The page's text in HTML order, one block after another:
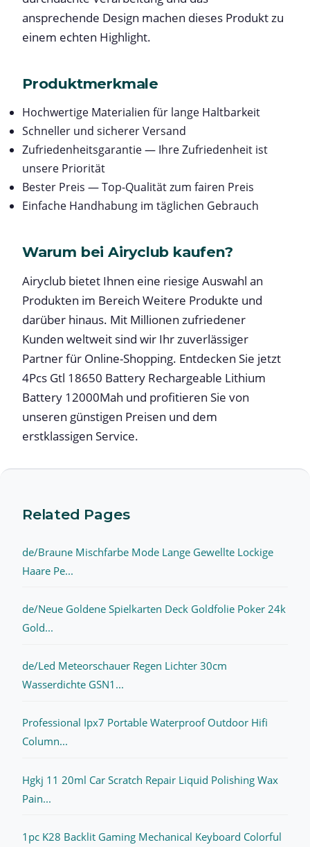
ansprechende Design machen dieses Produkt zu
einem echten Highlight.
Produktmerkmale
Hochwertige Materialien für lange Haltbarkeit
Schneller und sicherer Versand
Zufriedenheitsgarantie — Ihre Zufriedenheit ist
unsere Priorität
Bester Preis — Top-Qualität zum fairen Preis
Einfache Handhabung im täglichen Gebrauch
Warum bei Airyclub kaufen?
Airyclub bietet Ihnen eine riesige Auswahl an
Produkten im Bereich Weitere Produkte und
darüber hinaus. Mit Millionen zufriedener
Kunden weltweit sind wir Ihr zuverlässiger
Partner für Online-Shopping. Entdecken Sie jetzt
4Pcs Gtl 18650 Battery Rechargeable Lithium
Battery 12000Mah und profitieren Sie von
unseren günstigen Preisen und dem
erstklassigen Service.
Related Pages
de/Braune Mischfarbe Mode Lange Gewellte Lockige
Haare Pe...
de/Neue Goldene Spielkarten Deck Goldfolie Poker 24k
Gold...
de/Led Meteorschauer Regen Lichter 30cm
Wasserdichte GSN1...
Professional Ipx7 Portable Waterproof Outdoor Hifi
Column...
Hgkj 11 20ml Car Scratch Repair Liquid Polishing Wax
Pain...
1pc K28 Backlit Gaming Mechanical Keyboard Colorful